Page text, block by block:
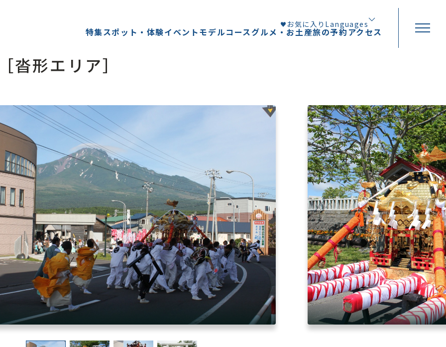
沓形エリア］
特集スポット・体験イベントモデルコースグルメ・お土産旅の予約 アクセス
お気に入り Languages